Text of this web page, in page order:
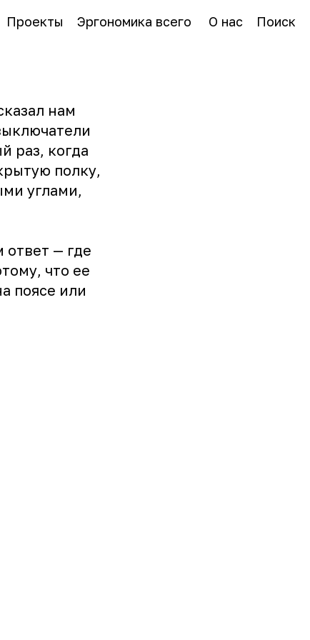
Поиск
О нас
Эргономика всего
Проекты
нам
раз, когда
полку,
углами,
ответ — где
что ее
поясе или